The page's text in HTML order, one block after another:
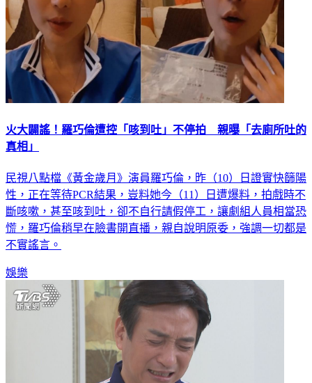
火大闢謠！羅巧倫遭控「咳到吐」不停拍 親曝「去廁所吐的
真相」
民視八點檔《黃金歲月》演員羅巧倫，昨（10）日證實快篩陽
性，正在等待PCR結果，豈料她今（11）日遭爆料，拍戲時不
斷咳嗽，甚至咳到吐，卻不自行請假停工，讓劇組人員相當恐
慌，羅巧倫稍早在臉書開直播，親自說明原委，強調一切都是
不實謠言。
娛樂